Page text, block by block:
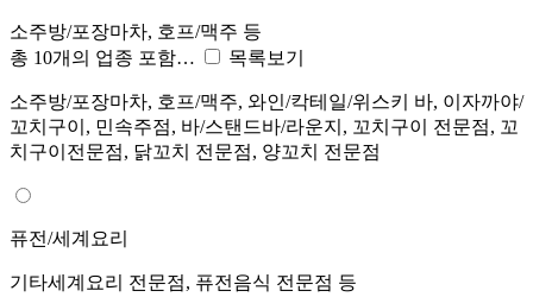
소주방/포장마차, 호프/맥주 등
총 10개의 업종 포함…
목록보기
소주방/포장마차, 호프/맥주, 와인/칵테일/위스키 바, 이자까야/
꼬치구이, 민속주점, 바/스탠드바/라운지, 꼬치구이 전문점, 꼬
치구이전문점, 닭꼬치 전문점, 양꼬치 전문점
퓨전/세계요리
기타세계요리 전문점, 퓨전음식 전문점 등